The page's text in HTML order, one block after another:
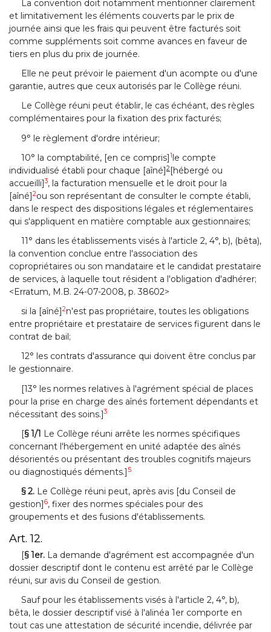
La convention doit notamment mentionner clairement
et limitativement les éléments couverts par le prix de
journée ainsi que les frais qui peuvent être facturés soit
comme suppléments soit comme avances en faveur de
tiers en plus du prix de journée.
Elle ne peut prévoir le paiement d'un acompte ou d'une
garantie, autres que ceux autorisés par le Collège réuni.
Le Collège réuni peut établir, le cas échéant, des règles
complémentaires pour la fixation des prix facturés;
9° le règlement d'ordre intérieur;
10° la comptabilité, [en ce compris]1le compte
individualisé établi pour chaque [aîné]2[hébergé ou
accueilli]3, la facturation mensuelle et le droit pour la
[aîné]2ou son représentant de consulter le compte établi,
dans le respect des dispositions légales et réglementaires
qui s'appliquent en matière comptable aux gestionnaires;
11° dans les établissements visés à l'article 2, 4°, b), (bêta),
la convention conclue entre l'association des
copropriétaires ou son mandataire et le candidat prestataire
de services, à laquelle tout résident a l'obligation d'adhérer;
<Erratum, M.B. 24-07-2008, p. 38602>
si la [aîné]2n'est pas propriétaire, toutes les obligations
entre propriétaire et prestataire de services figurent dans le
contrat de bail;
12° les contrats d'assurance qui doivent être conclus par
le gestionnaire.
[13° les normes relatives à l'agrément spécial de places
pour la prise en charge des aînés fortement dépendants et
nécessitant des soins.]3
[§ 1/1 Le Collège réuni arrête les normes spécifiques
concernant l'hébergement en unité adaptée des aînés
désorientés ou présentant des troubles cognitifs majeurs
ou diagnostiqués déments.]5
§ 2. Le Collège réuni peut, après avis [du Conseil de
gestion]6, fixer des normes spéciales pour des
groupements et des fusions d'établissements.
Art. 12.
[§ 1er. La demande d'agrément est accompagnée d'un
dossier descriptif dont le contenu est arrêté par le Collège
réuni, sur avis du Conseil de gestion.
Sauf pour les établissements visés à l'article 2, 4°, b),
bêta, le dossier descriptif visé à l'alinéa 1er comporte en
tout cas une attestation de sécurité incendie, délivrée par